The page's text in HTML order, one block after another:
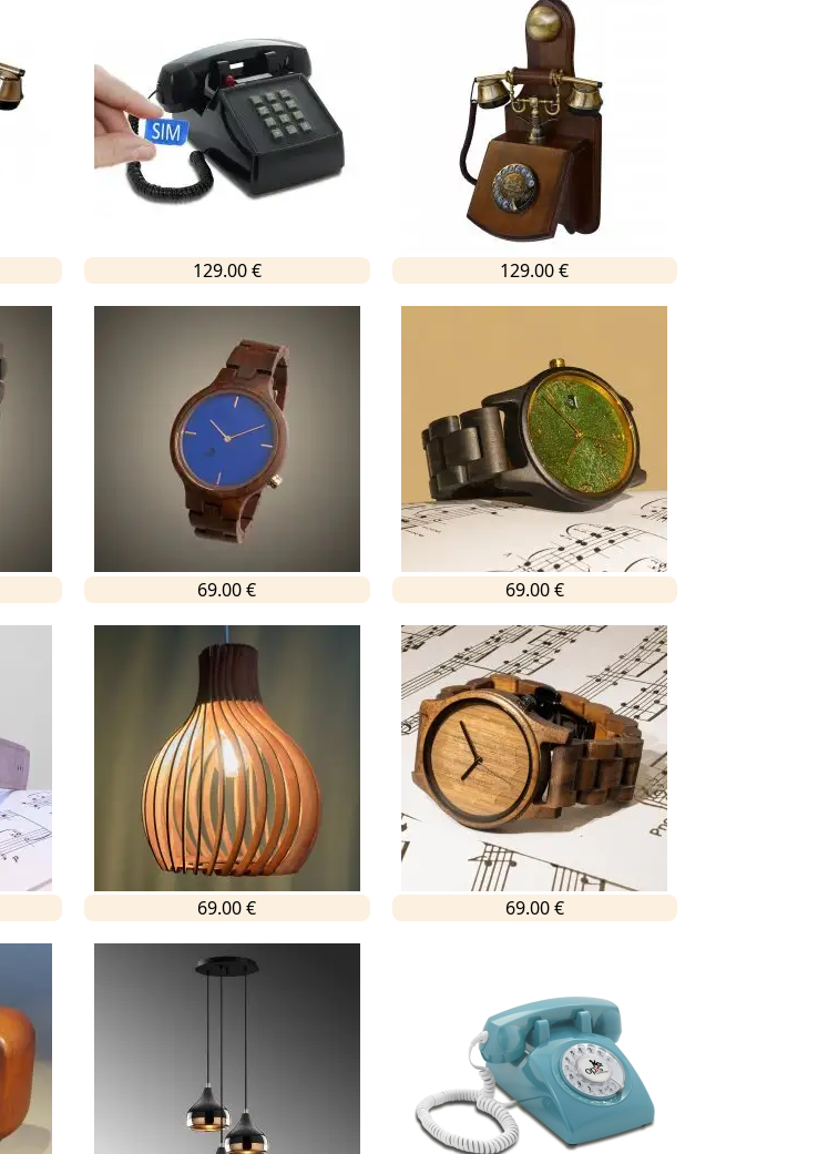
129.00 € 129.00 €
69.00 € 69.00 €
69.00 € 69.00 €